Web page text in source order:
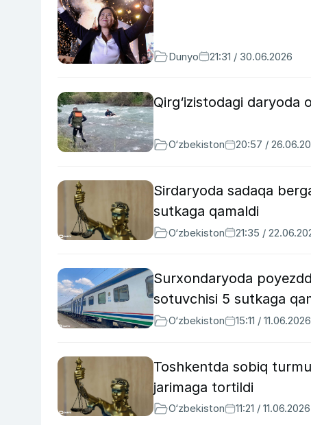
Dunyo 21:31 / 30.06.2026
Qirg‘izistodagi daryoda
O‘zbekiston 20:57 /
Sirdaryoda sadaqa
sutkaga qamaldi
O‘zbekiston 21:35 /
Surxondaryoda
sotuvchisi 5 sutkaga
O‘zbekiston 15:11 / 11.06.2026
Toshkentda sobiq
jarimaga tortildi
O‘zbekiston 11:21 / 11.06.2026